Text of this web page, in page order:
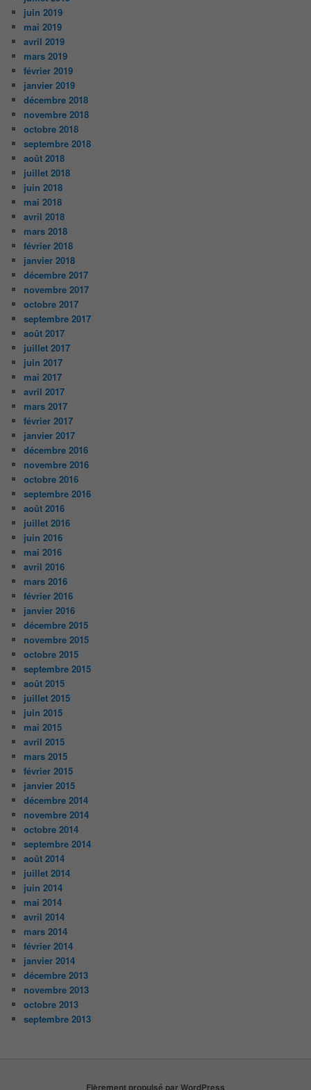
juin 2019
mai 2019
avril 2019
mars 2019
février 2019
janvier 2019
décembre 2018
novembre 2018
octobre 2018
septembre 2018
août 2018
juillet 2018
juin 2018
mai 2018
avril 2018
mars 2018
février 2018
janvier 2018
décembre 2017
novembre 2017
octobre 2017
septembre 2017
août 2017
juillet 2017
juin 2017
mai 2017
avril 2017
mars 2017
février 2017
janvier 2017
décembre 2016
novembre 2016
octobre 2016
septembre 2016
août 2016
juillet 2016
juin 2016
mai 2016
avril 2016
mars 2016
février 2016
janvier 2016
décembre 2015
novembre 2015
octobre 2015
septembre 2015
août 2015
juillet 2015
juin 2015
mai 2015
avril 2015
mars 2015
février 2015
janvier 2015
décembre 2014
novembre 2014
octobre 2014
septembre 2014
août 2014
juillet 2014
juin 2014
mai 2014
avril 2014
mars 2014
février 2014
janvier 2014
décembre 2013
novembre 2013
octobre 2013
septembre 2013
Fièrement propulsé par WordPress